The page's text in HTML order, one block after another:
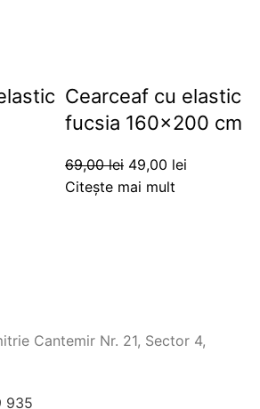
Cearceaf cu elastic
fucsia 160×200 cm
69,00lei 49,00 lei
Citește mai mult
Cantemir Nr. 21, Sector 4,
935